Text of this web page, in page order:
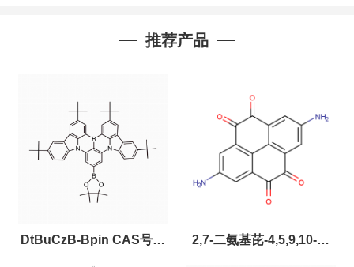
推荐产品
DtBuCzB-Bpin CAS号： 2,7-二氨基芘-4,5,9,10-四